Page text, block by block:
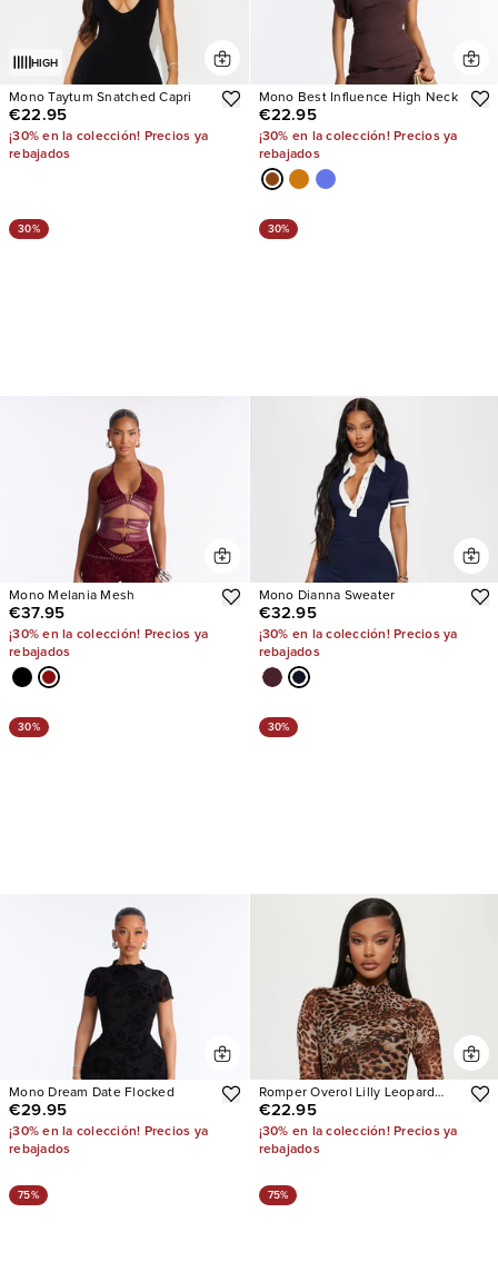
HIGH
Mono Taytum Snatched Capri
€22.95
¡30% en la colección! Precios ya
rebajados
Mono Best Influence High Neck
€22.95
¡30% en la colección! Precios ya
rebajados
30%
Mono Melania Mesh
€37.95
¡30% en la colección! Precios ya
rebajados
30%
Mono Dianna Sweater
€32.95
¡30% en la colección! Precios ya
rebajados
30%
Mono Dream Date Flocked
€29.95
¡30% en la colección! Precios ya
rebajados
30%
Romper Overol Lilly Leopard
Mesh
€22.95
¡30% en la colección! Precios ya
rebajados
75% 75%